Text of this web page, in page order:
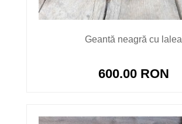
Geantă neagră cu lalea
600.00 RON